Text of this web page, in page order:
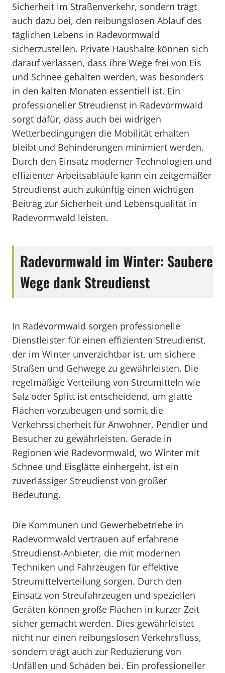
Sicherheit im Straßenverkehr, sondern trägt
auch dazu bei, den reibungslosen Ablauf des
täglichen Lebens in Radevormwald
sicherzustellen. Private Haushalte können sich
darauf verlassen, dass ihre Wege frei von Eis
und Schnee gehalten werden, was besonders
in den kalten Monaten essentiell ist. Ein
professioneller Streudienst in Radevormwald
sorgt dafür, dass auch bei widrigen
Wetterbedingungen die Mobilität erhalten
bleibt und Behinderungen minimiert werden.
Durch den Einsatz moderner Technologien und
effizienter Arbeitsabläufe kann ein zeitgemäßer
Streudienst auch zukünftig einen wichtigen
Beitrag zur Sicherheit und Lebensqualität in
Radevormwald leisten.
Radevormwald im Winter: Saubere
Wege dank Streudienst
In Radevormwald sorgen professionelle
Dienstleister für einen effizienten Streudienst,
der im Winter unverzichtbar ist, um sichere
Straßen und Gehwege zu gewährleisten. Die
regelmäßige Verteilung von Streumitteln wie
Salz oder Splitt ist entscheidend, um glatte
Flächen vorzubeugen und somit die
Verkehrssicherheit für Anwohner, Pendler und
Besucher zu gewährleisten. Gerade in
Regionen wie Radevormwald, wo Winter mit
Schnee und Eisglätte einhergeht, ist ein
zuverlässiger Streudienst von großer
Bedeutung.
Die Kommunen und Gewerbebetriebe in
Radevormwald vertrauen auf erfahrene
Streudienst-Anbieter, die mit modernen
Techniken und Fahrzeugen für effektive
Streumittelverteilung sorgen. Durch den
Einsatz von Streufahrzeugen und speziellen
Geräten können große Flächen in kurzer Zeit
sicher gemacht werden. Dies gewährleistet
nicht nur einen reibungslosen Verkehrsfluss,
sondern trägt auch zur Reduzierung von
Unfällen und Schäden bei. Ein professioneller